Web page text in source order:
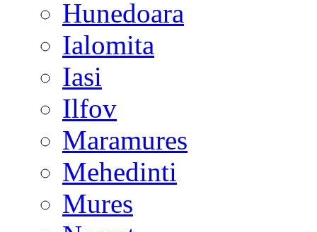
Hunedoara
Ialomita
Iasi
Ilfov
Maramures
Mehedinti
Mures